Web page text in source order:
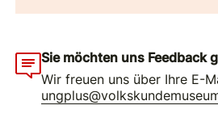
Sie möchten uns Feedback
Wir freuen uns über Ihre E-